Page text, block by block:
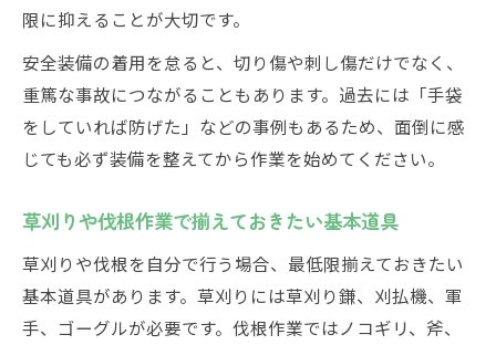
限に抑えることが大切です。
安全装備の着用を怠ると、切り傷や刺し傷だけでなく、
重篤な事故につながることもあります。過去には「手袋
をしていれば防げた」などの事例もあるため、面倒に感
じても必ず装備を整えてから作業を始めてください。
草刈りや伐根作業で揃えておきたい基本道具
草刈りや伐根を自分で行う場合、最低限揃えておきたい
基本道具があります。草刈りには草刈り鎌、刈払機、軍
手、ゴーグルが必要です。伐根作業ではノコギリ、斧、